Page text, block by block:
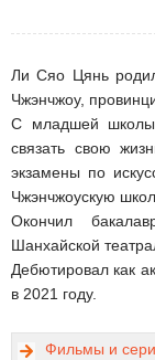
Ли Сяо Цянь
Чжэнчжоу,
С младшей школы
связать свою
экзамены по
Чжэнчжоускую
Окончил
Шанхайской
Дебютировал как
в 2021 году.
Фильмы и